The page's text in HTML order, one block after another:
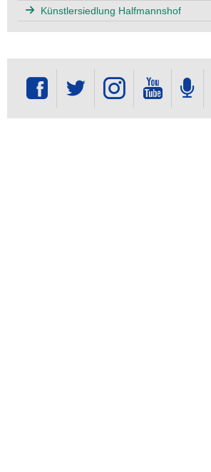
Künstlersiedlung Halfmannshof